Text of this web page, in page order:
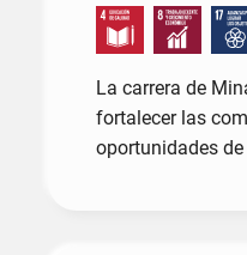
La carrera de
fortalecer las
oportunidades